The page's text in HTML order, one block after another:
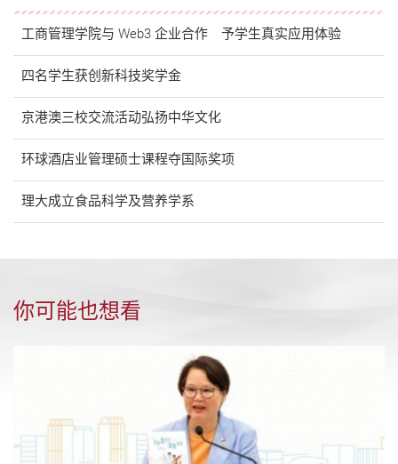
工商管理学院与 Web3 企业合作 予学生真实应用体验
四名学生获创新科技奖学金
京港澳三校交流活动弘扬中华文化
环球酒店业管理硕士课程夺国际奖项
理大成立食品科学及营养学系
你可能也想看